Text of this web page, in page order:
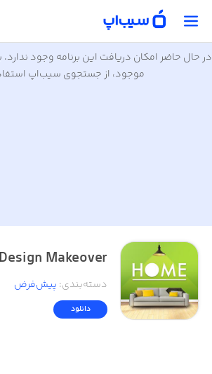
در حال حاضر امکان دریافت این برنامه وجود ندارد.
موجود، از جستجوی سیب‌اپ
Makeover
دسته‌بندی: پیش‌فرض
دانلود